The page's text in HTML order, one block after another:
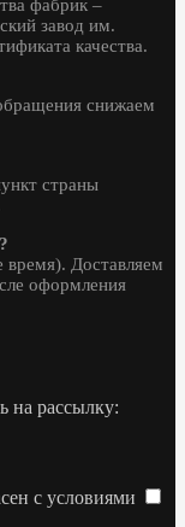
фабрик –
завод им.
качества.
снижаем
страны
время). Доставляем
оформления
на рассылку:
с условиями